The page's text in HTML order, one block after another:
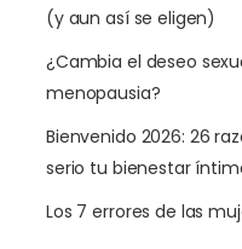
(y aun así se eligen)
¿Cambia el deseo
menopausia?
Bienvenido 2026: 26
serio tu bienestar
Los 7 errores de las